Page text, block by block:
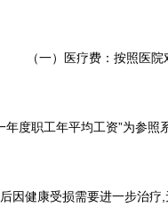
一）医疗费：按照医院
度职工年平均工资”为参照
康受损需要进一步治疗,